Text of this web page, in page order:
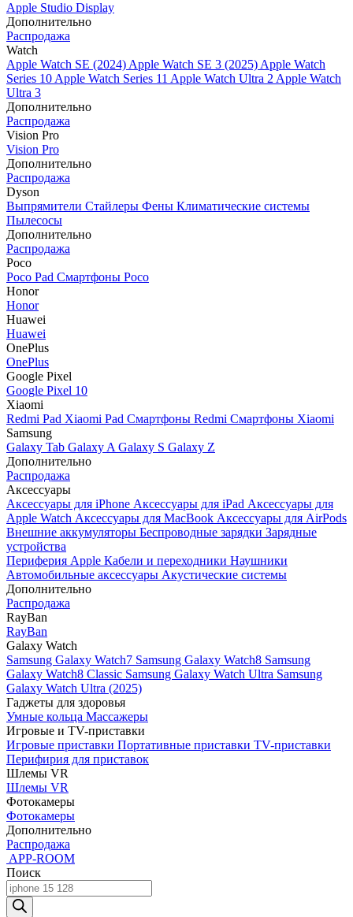
Apple Studio Display
Дополнительно
Распродажа
Watch
Apple Watch SE (2024) Apple Watch SE 3 (2025) Apple Watch
Series 10 Apple Watch Series 11 Apple Watch Ultra 2 Apple Watch
Ultra 3
Дополнительно
Распродажа
Vision Pro
Vision Pro
Дополнительно
Распродажа
Dyson
Выпрямители Стайлеры Фены Климатические системы
Пылесосы
Дополнительно
Распродажа
Poco
Poco Pad Смартфоны Poco
Honor
Honor
Huawei
Huawei
OnePlus
OnePlus
Google Pixel
Google Pixel 10
Xiaomi
Redmi Pad Xiaomi Pad Смартфоны Redmi Смартфоны Xiaomi
Samsung
Galaxy Tab Galaxy A Galaxy S Galaxy Z
Дополнительно
Распродажа
Аксессуары
Аксессуары для iPhone Аксессуары для iPad Аксессуары для
Apple Watch Аксессуары для MacBook Аксессуары для AirPods
Внешние аккумуляторы Беспроводные зарядки Зарядные
устройства
Периферия Apple Кабели и переходники Наушники
Автомобильные аксессуары Акустические системы
Дополнительно
Распродажа
RayBan
RayBan
Galaxy Watch
Samsung Galaxy Watch7 Samsung Galaxy Watch8 Samsung
Galaxy Watch8 Classic Samsung Galaxy Watch Ultra Samsung
Galaxy Watch Ultra (2025)
Гаджеты для здоровья
Умные кольца Массажеры
Игровые и TV-приставки
Игровые приставки Портативные приставки TV-приставки
Перифирия для приставок
Шлемы VR
Шлемы VR
Фотокамеры
Фотокамеры
Дополнительно
Распродажа
APP-ROOM
Поиск
Поиск
товаров